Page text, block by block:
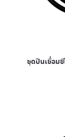
ชุดปืนเชื่อม